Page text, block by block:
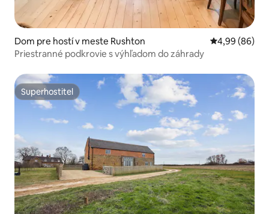
Dom pre hostí v meste Rushton Priemerné
4,99 (86)
Priestranné podkrovie s výhľadom do záhrady
Superhostiteľ
Superhostiteľ